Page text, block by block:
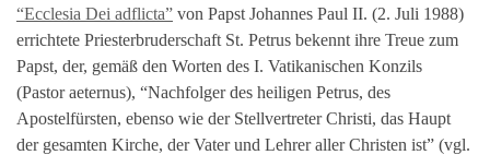
“Ecclesia Dei adflicta” von Papst Johannes Paul II. (2. Juli 1988)
errichtete Priesterbruderschaft St. Petrus bekennt ihre Treue zum
Papst, der, gemäß den Worten des I. Vatikanischen Konzils
(Pastor aeternus), “Nachfolger des heiligen Petrus, des
Apostelfürsten, ebenso wie der Stellvertreter Christi, das Haupt
der gesamten Kirche, der Vater und Lehrer aller Christen ist” (vgl.